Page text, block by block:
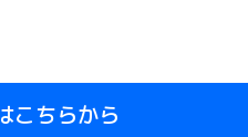
こちらから